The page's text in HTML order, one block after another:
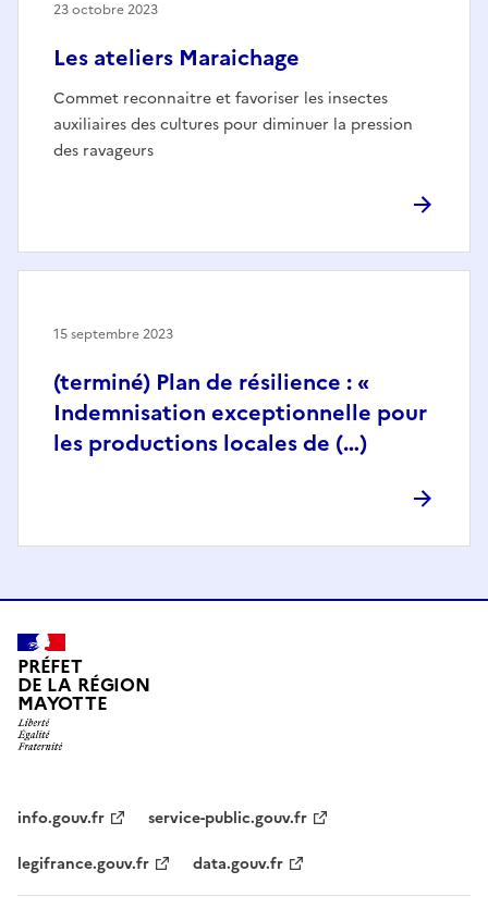
Les ateliers Maraichage
Commet reconnaitre et favoriser les insectes
auxiliaires des cultures pour diminuer la pression
des ravageurs
23 octobre 2023
(terminé) Plan de résilience : «
Indemnisation exceptionnelle pour
les productions locales de (…)
15 septembre 2023
PRÉFET
DE LA RÉGION
MAYOTTE
info.gouv.fr
service-public.gouv.fr
legifrance.gouv.fr
data.gouv.fr